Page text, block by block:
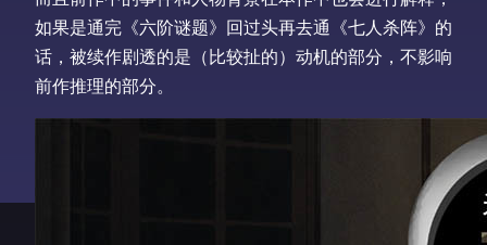
如果是通完《六阶谜题》回过头再去通《七人杀阵》的
话，被续作剧透的是（比较扯的）动机的部分，不影响
前作推理的部分。